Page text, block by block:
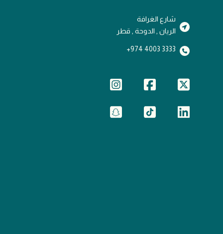
شارع الغرافة
الريان , الدوحة , قطر
3333 4003 974+